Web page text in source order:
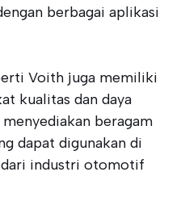
berbagai aplikasi
Voith juga memiliki
kualitas dan daya
beragam
dapat digunakan di
industri otomotif